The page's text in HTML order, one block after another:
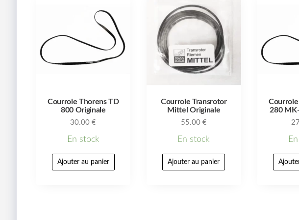
Courroie Thorens TD
800 Originale
30.00€
En stock
Ajouter au panier
Courroie Transrotor
Mittel Originale
55.00 €
En stock
Ajouter au panier
280